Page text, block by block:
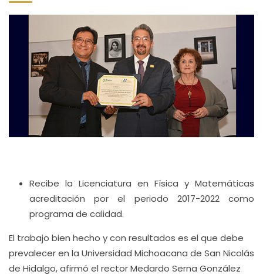
Recibe la Licenciatura en Física y Matemáticas
acreditación por el periodo 2017-2022 como
programa de calidad.
El trabajo bien hecho y con resultados es el que debe
prevalecer en la Universidad Michoacana de San Nicolás
de Hidalgo, afirmó el rector Medardo Serna González